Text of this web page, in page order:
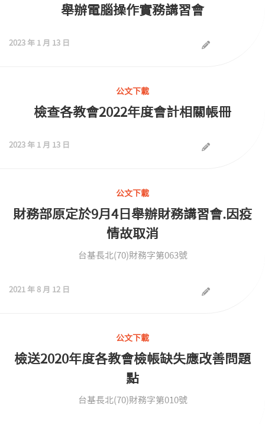
舉辦電腦操作實務講習會
2023 年 1 月 13 日
公文下載
檢查各教會2022年度會計相關帳冊
2023 年 1 月 13 日
公文下載
財務部原定於9月4日舉辦財務講習會.因疫
情故取消
台基長北(70)財務字第063號
2021 年 8 月 12 日
公文下載
檢送2020年度各教會檢帳缺失應改善問題
點
台基長北(70)財務字第010號